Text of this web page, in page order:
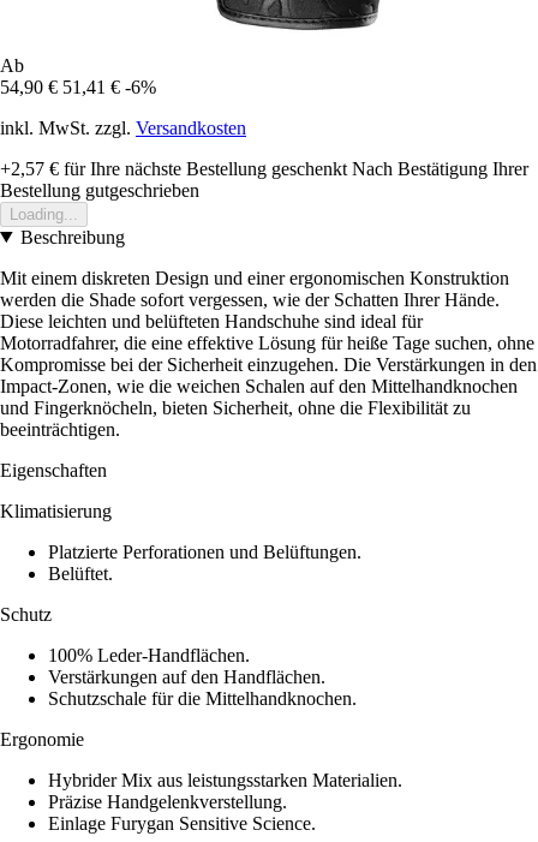
Ab
54,90 € 51,41 € -6%
inkl. MwSt. zzgl. Versandkosten
+2,57 € für Ihre nächste Bestellung geschenkt Nach Bestätigung Ihrer
Bestellung gutgeschrieben
Loading...
Beschreibung
Mit einem diskreten Design und einer ergonomischen Konstruktion
werden die Shade sofort vergessen, wie der Schatten Ihrer Hände.
Diese leichten und belüfteten Handschuhe sind ideal für
Motorradfahrer, die eine effektive Lösung für heiße Tage suchen, ohne
Kompromisse bei der Sicherheit einzugehen. Die Verstärkungen in den
Impact-Zonen, wie die weichen Schalen auf den Mittelhandknochen
und Fingerknöcheln, bieten Sicherheit, ohne die Flexibilität zu
beeinträchtigen.
Eigenschaften
Klimatisierung
Platzierte Perforationen und Belüftungen.
Belüftet.
Schutz
100% Leder-Handflächen.
Verstärkungen auf den Handflächen.
Schutzschale für die Mittelhandknochen.
Ergonomie
Hybrider Mix aus leistungsstarken Materialien.
Präzise Handgelenkverstellung.
Einlage Furygan Sensitive Science.